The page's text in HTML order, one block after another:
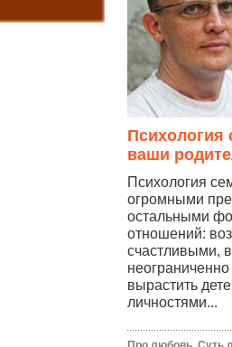
Психология
ваши
Психология
огромными
остальными
отношений:
счастливыми,
вырастить
личностями...